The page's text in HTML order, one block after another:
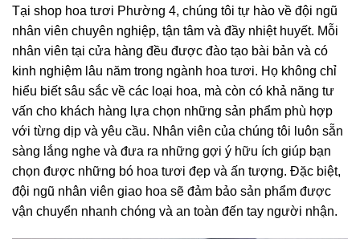
Tại shop hoa tươi Phường 4, chúng tôi tự hào về đội ngũ
nhân viên chuyên nghiệp, tận tâm và đầy nhiệt huyết. Mỗi
nhân viên tại cửa hàng đều được đào tạo bài bản và có
kinh nghiệm lâu năm trong ngành hoa tươi. Họ không chỉ
hiểu biết sâu sắc về các loại hoa, mà còn có khả năng tư
vấn cho khách hàng lựa chọn những sản phẩm phù hợp
với từng dịp và yêu cầu. Nhân viên của chúng tôi luôn sẵn
sàng lắng nghe và đưa ra những gợi ý hữu ích giúp bạn
chọn được những bó hoa tươi đẹp và ấn tượng. Đặc biệt,
đội ngũ nhân viên giao hoa sẽ đảm bảo sản phẩm được
vận chuyển nhanh chóng và an toàn đến tay người nhận.